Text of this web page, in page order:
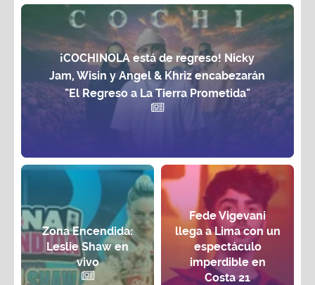
¡COCHINOLA está de regreso! Nicky
Jam, Wisin y Angel & Khriz encabezarán
"El Regreso a La Tierra Prometida"
Zona Encendida:
Leslie Shaw en
vivo
Fede Vigevani
llega a Lima con un
espectáculo
imperdible en
Costa 21